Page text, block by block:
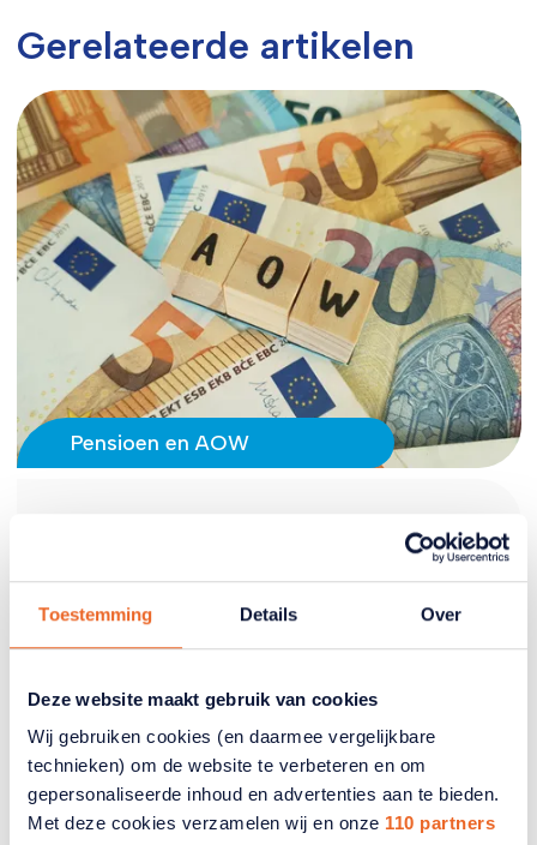
Toestemming Details Over
Deze website maakt gebruik van cookies
Wij gebruiken cookies (en daarmee vergelijkbare
technieken) om de website te verbeteren en om
gepersonaliseerde inhoud en advertenties aan te bieden.
Met deze cookies verzamelen wij en onze 110 partners
Gerelateerde artikelen
Pensioen en AOW
Bezuinig niet verder op de AOW
De overheid onderzoekt of er in de toekomst
minder geld kan worden uitgegeven, onder andere
aan de AOW. De Seniorencoalitie, waarin ook
ANBO-PCOB zit, vindt bezuinigen op deze
09 juli 2026